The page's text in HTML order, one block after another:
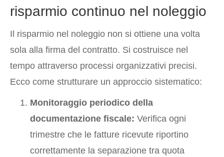
risparmio continuo nel noleggio
Il risparmio nel noleggio non si ottiene una volta
sola alla firma del contratto. Si costruisce nel
tempo attraverso processi organizzativi precisi.
Ecco come strutturare un approccio sistematico:
Monitoraggio periodico della
documentazione fiscale: Verifica ogni
trimestre che le fatture ricevute riportino
correttamente la separazione tra quota